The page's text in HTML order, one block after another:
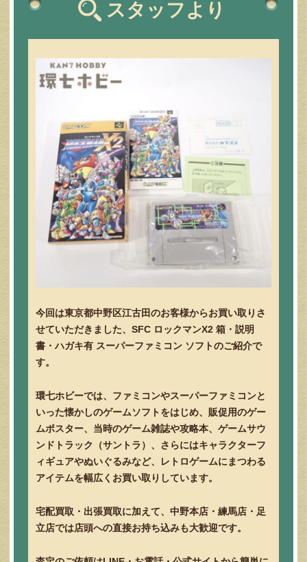
スタッフより
今回は東京都中野区江古田のお客様からお買い取りさ
せていただきました、SFC ロックマンX2 箱・説明
書・ハガキ有 スーパーファミコン ソフトのご紹介で
す。
環七ホビーでは、ファミコンやスーパーファミコンと
いった懐かしのゲームソフトをはじめ、販促用のゲー
ムポスター、当時のゲーム雑誌や攻略本、ゲームサウ
ンドトラック（サントラ）、さらにはキャラクターフ
ィギュアやぬいぐるみなど、レトロゲームにまつわる
アイテムを幅広くお買い取りしています。
宅配買取・出張買取に加えて、中野本店・練馬店・足
立店では店頭への直接お持ち込みも大歓迎です。